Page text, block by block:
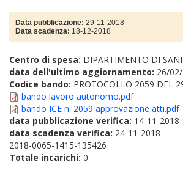
Data pubblicazione: 29-11-2018
Data scadenza: 18-12-2018
Centro di spesa: DIPARTIMENTO DI
data dell'ultimo aggiornamento: 26/
Codice bando: PROTOCOLLO 2059 DEL
bando lavoro autonomo.pdf
bando ICE n. 2059 approvazione atti.pdf
data pubblicazione verifica: 14-11-2018
data scadenza verifica: 24-11-2018
2018-0065-1415-135426
Totale incarichi: 0